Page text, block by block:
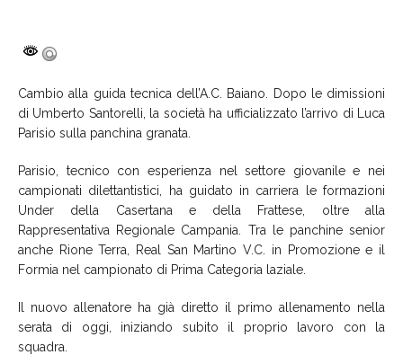
Cambio alla guida tecnica dell’A.C. Baiano. Dopo le dimissioni
di Umberto Santorelli, la società ha ufficializzato l’arrivo di Luca
Parisio sulla panchina granata.
Parisio, tecnico con esperienza nel settore giovanile e nei
campionati dilettantistici, ha guidato in carriera le formazioni
Under della Casertana e della Frattese, oltre alla
Rappresentativa Regionale Campania. Tra le panchine senior
anche Rione Terra, Real San Martino V.C. in Promozione e il
Formia nel campionato di Prima Categoria laziale.
Il nuovo allenatore ha già diretto il primo allenamento nella
serata di oggi, iniziando subito il proprio lavoro con la
squadra.